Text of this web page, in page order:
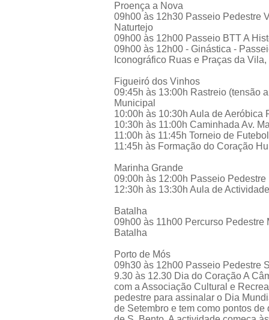
Proença a Nova
09h00 às 12h30 Passeio Pedestre
Naturtejo
09h00 às 12h00 Passeio BTT A
09h00 às 12h00 - Ginástica -
Iconográfico Ruas e Praças da
Figueiró dos Vinhos
09:45h às 13:00h Rastreio (tensão
Municipal
10:00h às 10:30h Aula de Aeróbica
10:30h às 11:00h Caminhada Av.
11:00h às 11:45h Torneio de
11:45h às Formação do Coração
Marinha Grande
09:00h às 12:00h Passeio
12:30h às 13:30h Aula de
Batalha
09h00 às 11h00 Percurso
Batalha
Porto de Mós
09h30 às 12h00 Passeio Pedestre
9.30 às 12.30 Dia do Coração A
com a Associação Cultural e
pedestre para assinalar o Dia
de Setembro e tem como pontos